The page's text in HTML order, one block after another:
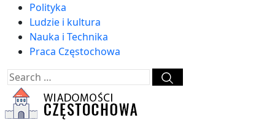
Polityka
Ludzie i kultura
Nauka i Technika
Praca Częstochowa